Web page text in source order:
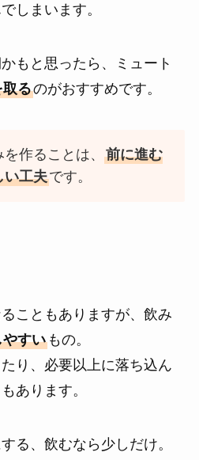
しまいます。
もと思ったら、ミュート
取るのがおすすめです。
を作ることは、前に進む
い工夫です。
こともありますが、飲み
すいもの。
り、必要以上に落ち込ん
あります。
る、飲むなら少しだけ。